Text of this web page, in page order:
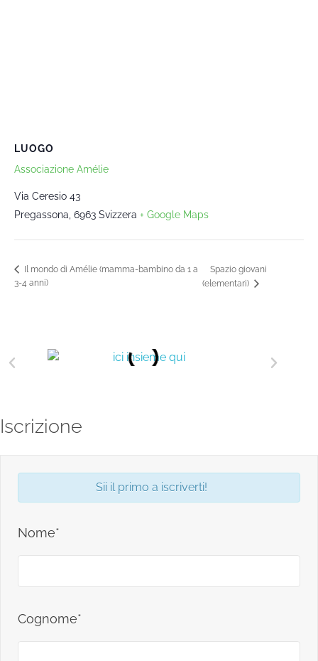
LUOGO
Associazione Amélie
Via Ceresio 43
Pregassona 6963 Svizzera + Google Maps
Il mondo di Amélie (mamma-bambino da 1 a
3-4 anni)
Spazio giovani
(elementari)
Iscrizione
Sii il primo a iscriverti!
Nome*
Cognome*